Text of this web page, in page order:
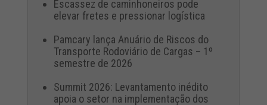
Escassez de caminhoneiros pode
elevar fretes e pressionar logística
Pamcary lança Anuário de Riscos do
Transporte Rodoviário de Cargas – 1º
semestre de 2026
Summit 2026: Levantamento inédito
apoia o setor na implementação dos